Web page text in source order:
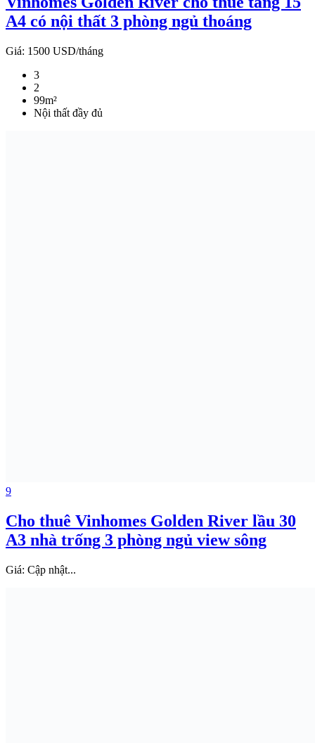
A4 có nội thất 3 phòng ngủ thoáng
Giá: 1500 USD/tháng
3
2
99m²
Nội thất đầy đủ
9
Cho thuê Vinhomes Golden River lầu 30
A3 nhà trống 3 phòng ngủ view sông
Giá: Cập nhật...